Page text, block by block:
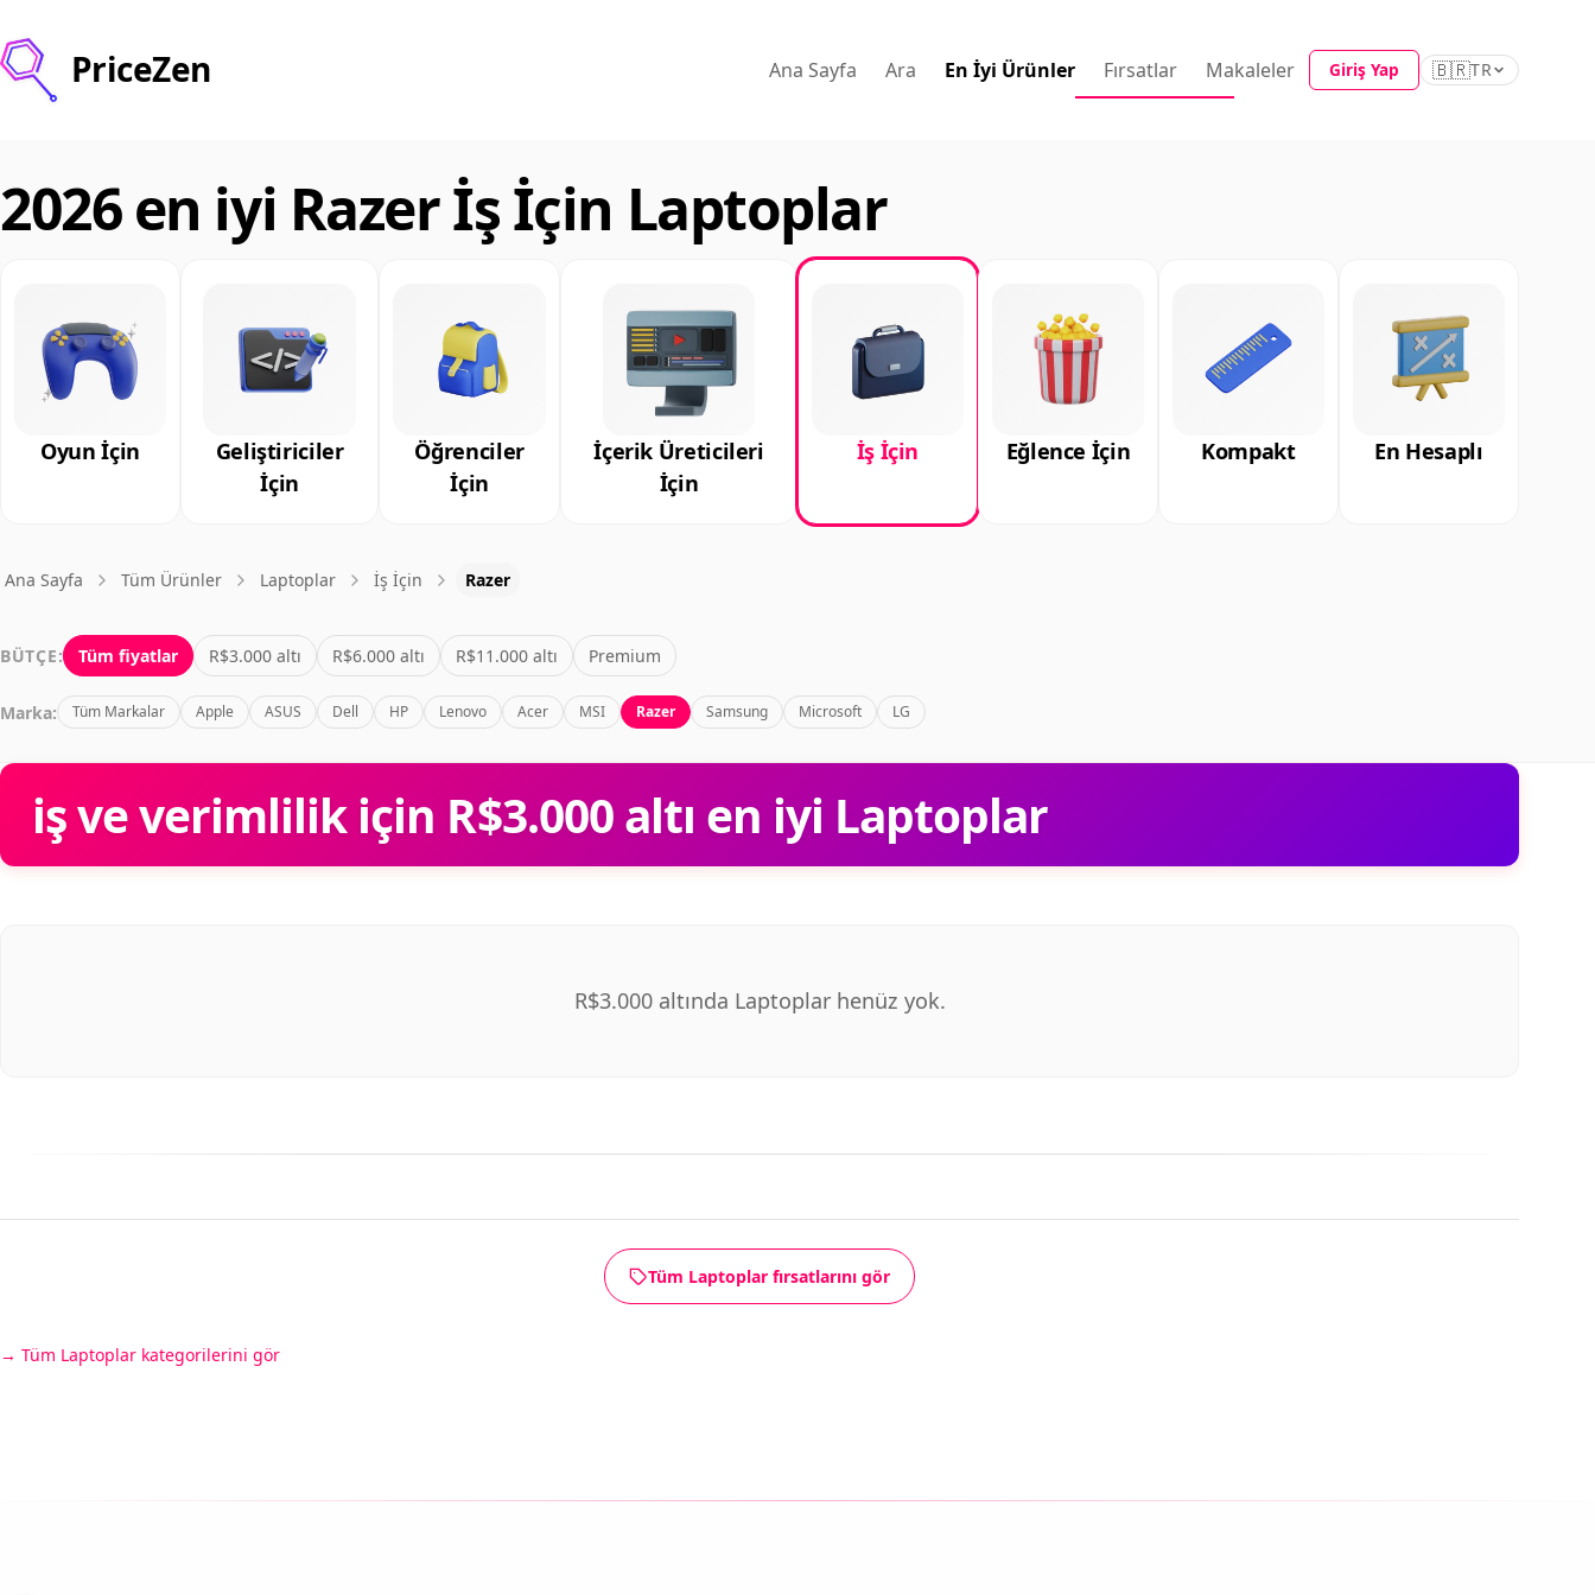
PriceZen Ana Sayfa Ara En İyi Ürünler Fırsatlar Makaleler Giriş Yap 🇧🇷TR
2026 en iyi Razer İş İçin Laptoplar
Oyun İçin
Geliştiriciler
İçin
Öğrenciler
İçin
İçerik Üreticileri
İçin
İş İçin Eğlence İçin Kompakt En Hesaplı
Ana Sayfa Tüm Ürünler Laptoplar İş İçin Razer
BÜTÇE: Tüm fiyatlar R$3.000 altı R$6.000 altı R$11.000 altı Premium
Marka: Tüm Markalar Apple ASUS Dell HP Lenovo Acer MSI Razer Samsung Microsoft LG
iş ve verimlilik için R$3.000 altı en iyi Laptoplar
R$3.000 altında Laptoplar henüz yok.
Tüm Laptoplar fırsatlarını gör
Tüm Laptoplar kategorilerini gör